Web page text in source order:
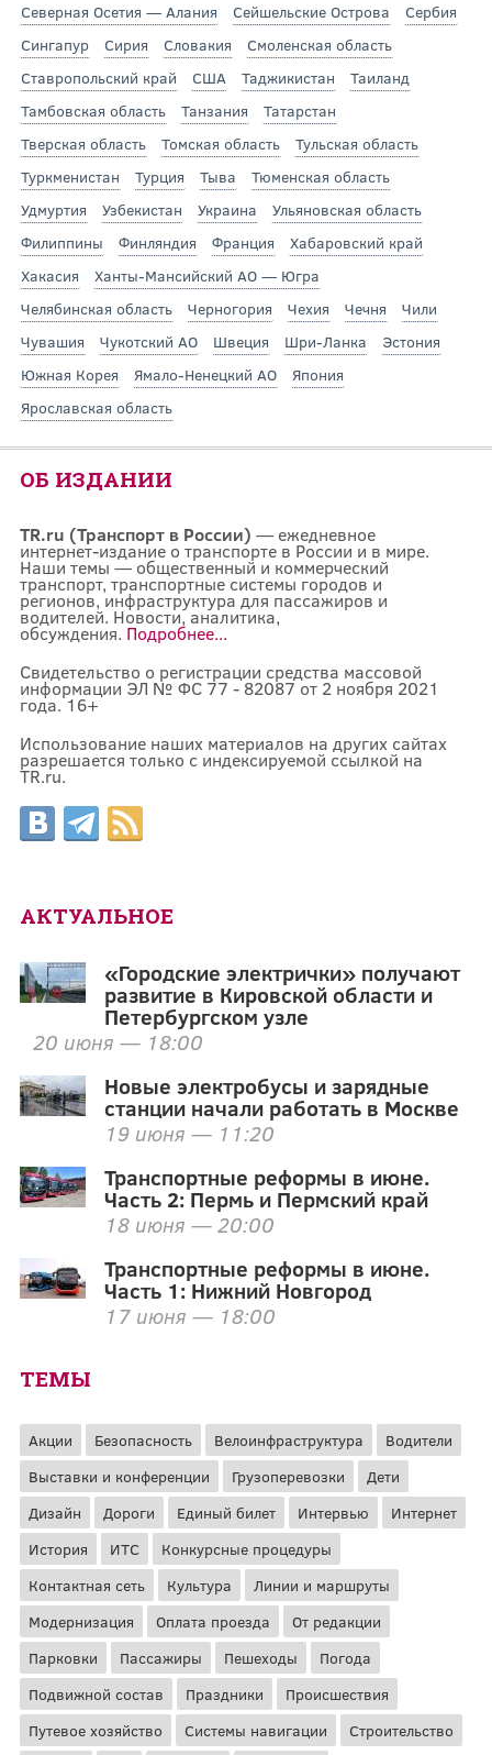
Северная Осетия — Алания
Сейшельские Острова
Сербия
Сингапур
Сирия Словакия
Смоленская область
Ставропольский край
США Таджикистан
Таиланд
Тамбовская область
Танзания
Татарстан
Тверская область
Томская область
Тульская область
Туркменистан
Турция Тыва
Тюменская область
Удмуртия
Узбекистан Украина
Ульяновская область
Филиппины
Финляндия Франция
Хабаровский край
Хакасия
Ханты-Мансийский АО — Югра
Челябинская область
Черногория Чехия Чечня
Чили
Чувашия
Чукотский АО Швеция Шри-Ланка
Эстония
Южная Корея
Ямало-Ненецкий АО
Япония
Ярославская область
ОБ ИЗДАНИИ
TR.ru (Транспорт в России) — ежедневное
интернет-издание о транспорте в России и в мире.
Наши темы — общественный и коммерческий
транспорт, транспортные системы городов и
регионов, инфраструктура для пассажиров и
водителей. Новости, аналитика,
обсуждения. Подробнее...
Свидетельство о регистрации средства массовой
информации ЭЛ № ФС 77 - 82087 от 2 ноября 2021
года. 16+
Использование наших материалов на других сайтах
разрешается только с индексируемой ссылкой на
TR.ru.
АКТУАЛЬНОЕ
«Городские электрички» получают
развитие в Кировской области и
Петербургском узле
20 июня — 18:00
Новые электробусы и зарядные
станции начали работать в Москве
19 июня — 11:20
Транспортные реформы в июне.
Часть 2: Пермь и Пермский край
18 июня — 20:00
Транспортные реформы в июне.
Часть 1: Нижний Новгород
17 июня — 18:00
ТЕМЫ
Акции Безопасность Велоинфраструктура
Водители
Выставки и конференции
Грузоперевозки
Дети
Дизайн
Дороги Единый билет Интервью
Интернет
История
ИТС
Конкурсные процедуры
Контактная сеть
Культура
Линии и маршруты
Модернизация
Оплата проезда
От редакции
Парковки
Пассажиры Пешеходы
Погода
Подвижной состав
Праздники
Происшествия
Путевое хозяйство
Системы навигации Строительство